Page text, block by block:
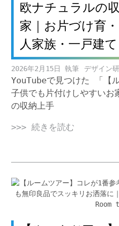
欧ナチュラルの
家｜お片づけ育
人家族・一戸建
2026年2月15日 デザイン
YouTubeで見つけた 「【
子供でも片付けしやすいお
の収納上手
>>> 続きを読む